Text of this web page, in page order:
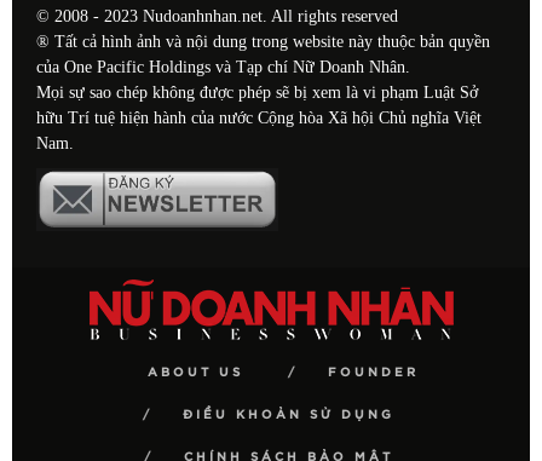
© 2008 - 2023 Nudoanhnhan.net. All rights reserved
® Tất cả hình ảnh và nội dung trong website này thuộc bản quyền
của One Pacific Holdings và Tạp chí Nữ Doanh Nhân.
Mọi sự sao chép không được phép sẽ bị xem là vi phạm Luật Sở
hữu Trí tuệ hiện hành của nước Cộng hòa Xã hội Chủ nghĩa Việt
Nam.
ABOUT US FOUNDER
ĐIỀU KHOẢN SỬ DỤNG
CHÍNH SÁCH BẢO MẬT